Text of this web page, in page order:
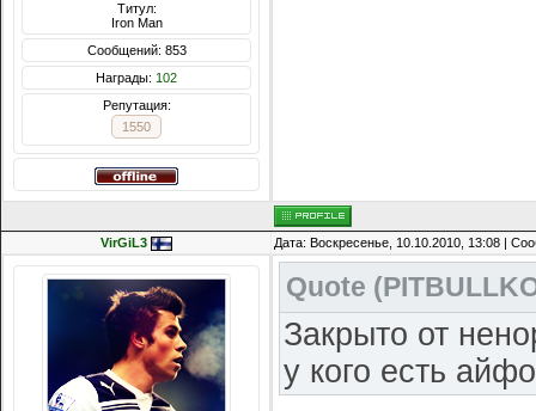
Титул:
Iron Man
Сообщений: 853
Награды: 102
Репутация:
1550
VirGiL3 Дата: Воскресенье, 10.10.2010, 13:08 |
Quote (
Закрыто от
у кого есть